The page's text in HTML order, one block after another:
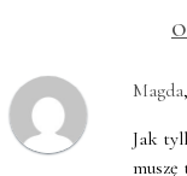
Magda,
Jak